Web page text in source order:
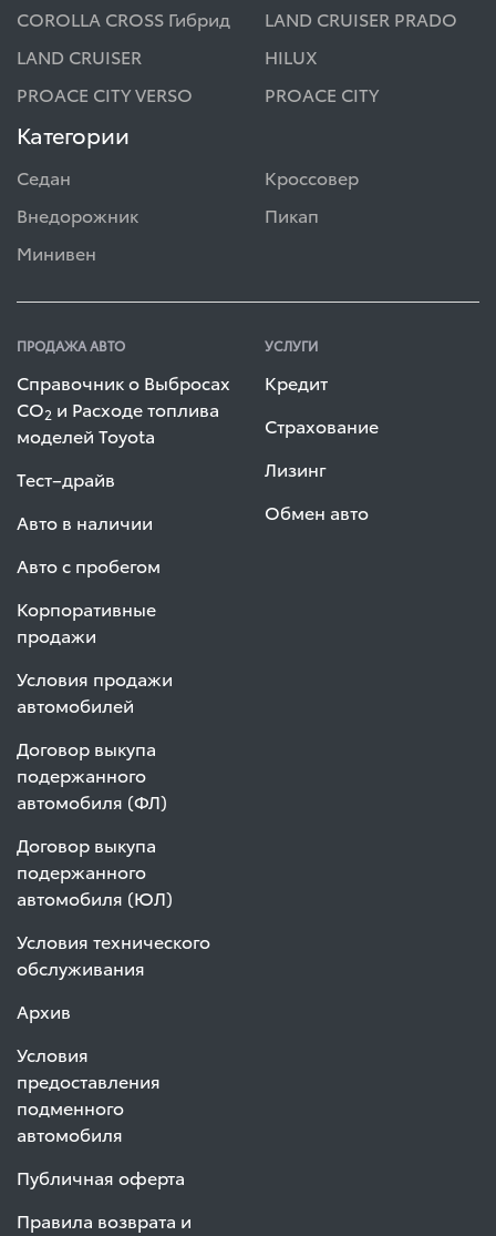
COROLLA CROSS Гибрид
LAND CRUISER PRADO
LAND CRUISER
HILUX
PROACE CITY VERSO
PROACE CITY
Категории
Седан
Кроссовер
Внедорожник
Пикап
Минивен
ПРОДАЖА АВТО
Справочник о Выбросах
СО2 и Расходе топлива
моделей Toyota
Тест–драйв
Авто в наличии
Авто с пробегом
Корпоративные
продажи
Условия продажи
автомобилей
Договор выкупа
подержанного
автомобиля (ФЛ)
Договор выкупа
подержанного
автомобиля (ЮЛ)
Условия технического
обслуживания
Архив
Условия
предоставления
подменного
автомобиля
Публичная оферта
Правила возврата и
УСЛУГИ
Кредит
Страхование
Лизинг
Обмен авто